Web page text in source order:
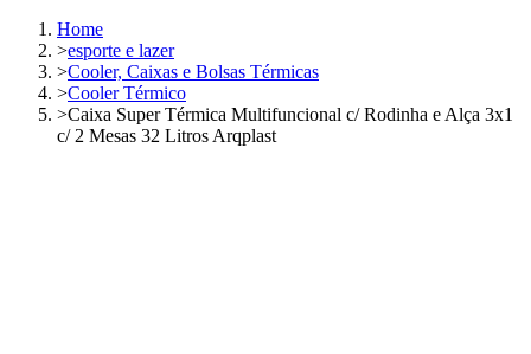
Home
>esporte e lazer
>Cooler, Caixas e Bolsas Térmicas
>Cooler Térmico
>Caixa Super Térmica Multifuncional c/ Rodinha e Alça 3x1
c/ 2 Mesas 32 Litros Arqplast